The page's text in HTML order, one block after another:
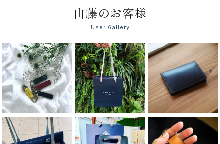
山藤のお客様
User Gallery